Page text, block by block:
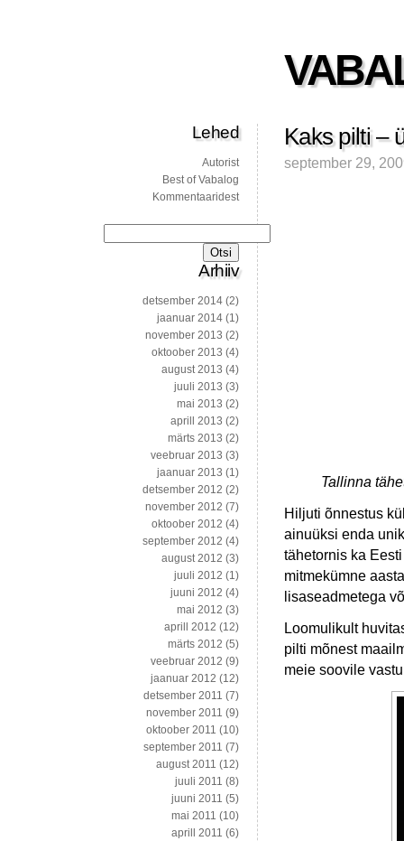
Kaks pilti –
september 29,
Tallinna
Hiljuti õnnestus
ainuüksi enda
tähetornis ka
mitmekümne
lisaseadmetega
Loomulikult
pilti mõnest
meie soovile
Lehed
Autorist
Best of Vabalog
Kommentaaridest
Arhiiv
detsember 2014 (2)
jaanuar 2014 (1)
november 2013 (2)
oktoober 2013 (4)
august 2013 (4)
juuli 2013 (3)
mai 2013 (2)
aprill 2013 (2)
märts 2013 (2)
veebruar 2013 (3)
jaanuar 2013 (1)
detsember 2012 (2)
november 2012 (7)
oktoober 2012 (4)
september 2012 (4)
august 2012 (3)
juuli 2012 (1)
juuni 2012 (4)
mai 2012 (3)
aprill 2012 (12)
märts 2012 (5)
veebruar 2012 (9)
jaanuar 2012 (12)
detsember 2011 (7)
november 2011 (9)
oktoober 2011 (10)
september 2011 (7)
august 2011 (12)
juuli 2011 (8)
juuni 2011 (5)
mai 2011 (10)
aprill 2011 (6)